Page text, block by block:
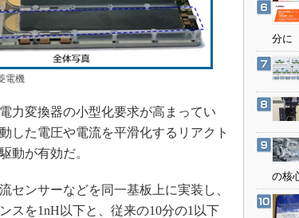
メイドインジャパン
植物工場
知財マネジメント
グローバル設計・開発
制御セキュリティ
新型コロナへの対応
電機
力変換器の小型化要求が高まってい
した電圧や電流を平滑化するリアクト
動が有効だ。
ンサーなどを同一基板上に実装し、
スを1nH以下と、従来の10分の1以下
分に
の核